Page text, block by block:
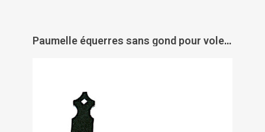
Paumelle équerres sans gond pour volets aluminium et PVC - TORBEL